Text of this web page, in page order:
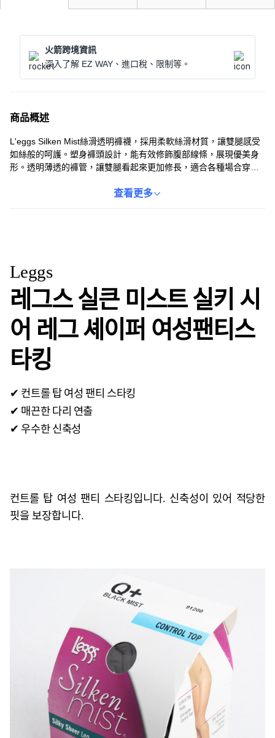
火箭跨境資訊
深入了解 EZ WAY、進口稅、限制等。
商品概述
L'eggs Silken Mist絲滑透明褲襪，採用柔軟絲滑材質，讓雙腿感受
如絲般的呵護。塑身褲頭設計，能有效修飾腹部線條，展現優美身
形。透明薄透的褲管，讓雙腿看起來更加修長，適合各種場合穿
都能找到合適的尺寸。黑霧色低調優雅，輕鬆搭配各種服裝，展現
查看更多
Leggs
레그스 실큰 미스트 실키 시
어 레그 셰이퍼 여성팬티스
타킹
✔ 컨트롤 탑 여성 팬티 스타킹
✔ 매끈한 다리 연출
✔ 우수한 신축성
컨트롤 탑 여성 팬티 스타킹입니다. 신축성이 있어 적당한
핏을 보장합니다.